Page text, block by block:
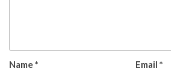
Name * Email *